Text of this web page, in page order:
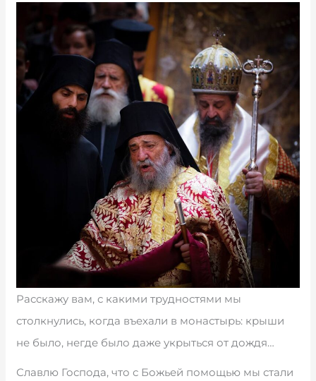
Расскажу вам, с какими трудностями мы
столкнулись, когда въехали в монастырь: крыши
не было, негде было даже укрыться от дождя…
Славлю Господа, что с Божьей помощью мы стали